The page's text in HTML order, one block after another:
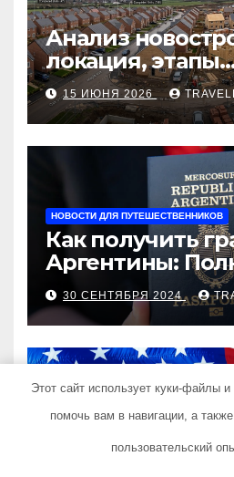
Анализ
локация, этапы
строительства,
застройщика,
оформления
рыночные
15 ИЮНЯ 2026
НОВОСТИ ДЛЯ ПУТЕШЕСТВЕННИКОВ
Как получить
Аргентины:
руководство
30 СЕНТЯБРЯ 2024
НОВОСТИ ДЛЯ ПУТЕШЕСТВЕННИКОВ
Запись на визу в
Этот сайт использует куки-файлы
помочь вам в навигации, а
пользовательский